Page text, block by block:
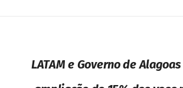
LATAM e Governo de